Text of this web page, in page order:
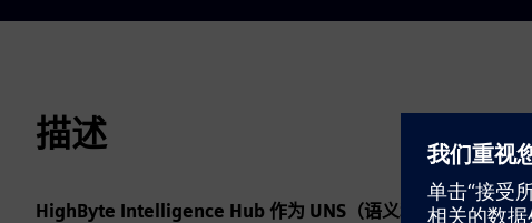
描述
HighByte Intelligence Hub 作为 UNS（语义和集成层）